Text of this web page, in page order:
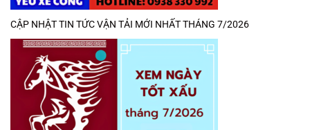
CẬP NHẬT TIN TỨC VẬN TẢI MỚI NHẤT THÁNG 7/2026